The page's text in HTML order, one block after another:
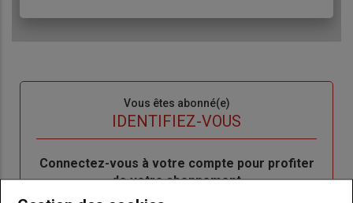
Vous êtes abonné(e)
IDENTIFIEZ-VOUS
Body
Connectez-vous à votre compte pour profiter
de votre abonnement